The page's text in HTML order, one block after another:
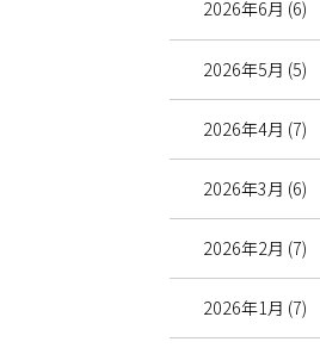
2026年6月 (6)
2026年5月 (5)
2026年4月 (7)
2026年3月 (6)
2026年2月 (7)
2026年1月 (7)